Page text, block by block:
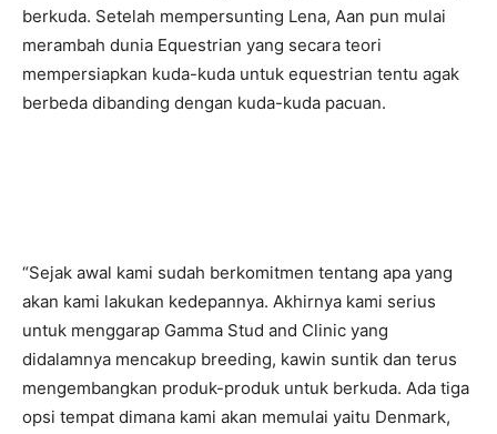
berkuda. Setelah mempersunting Lena, Aan pun mulai
merambah dunia Equestrian yang secara teori
mempersiapkan kuda-kuda untuk equestrian tentu agak
berbeda dibanding dengan kuda-kuda pacuan.
“Sejak awal kami sudah berkomitmen tentang apa yang
akan kami lakukan kedepannya. Akhirnya kami serius
untuk menggarap Gamma Stud and Clinic yang
didalamnya mencakup breeding, kawin suntik dan terus
mengembangkan produk-produk untuk berkuda. Ada tiga
opsi tempat dimana kami akan memulai yaitu Denmark,